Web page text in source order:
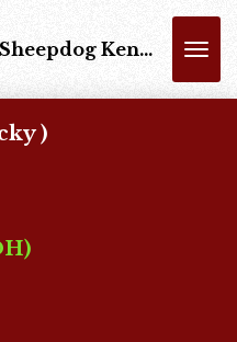
Old English Sheepdog Kennel : From Bobbers Love Of Beauty Trimsalon : Bobbers Of Beauty
)